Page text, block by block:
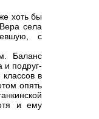
хоть бы
села
с
Баланс
и подруг-
в
опять
и ему